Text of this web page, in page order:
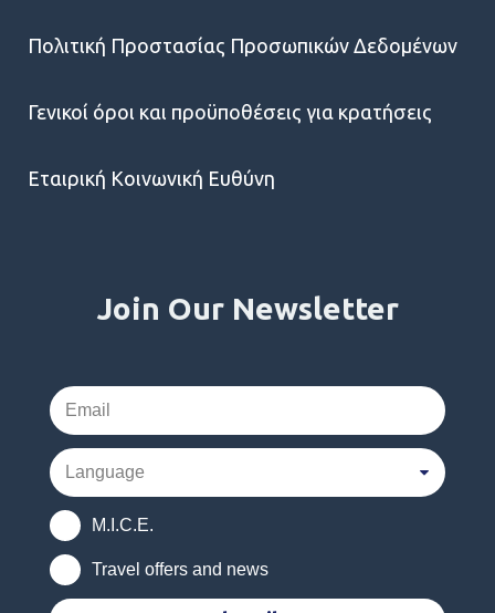
Πολιτική Προστασίας Προσωπικών Δεδομένων
Γενικοί όροι και προϋποθέσεις για κρατήσεις
Εταιρική Κοινωνική Ευθύνη
Join Our Newsletter
M.I.C.E.
Travel offers and news